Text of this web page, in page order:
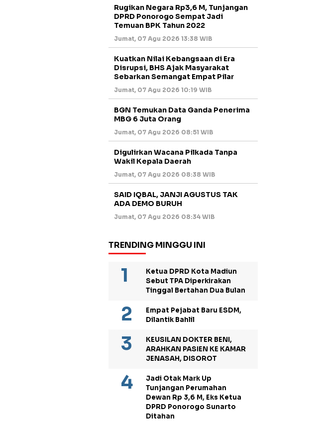
Rugikan Negara Rp3,6 M, Tunjangan
DPRD Ponorogo Sempat Jadi
Temuan BPK Tahun 2022
Jumat, 07 Agu 2026 13:38 WIB
Kuatkan Nilai Kebangsaan di Era
Disrupsi, BHS Ajak Masyarakat
Sebarkan Semangat Empat Pilar
Jumat, 07 Agu 2026 10:19 WIB
BGN Temukan Data Ganda Penerima
MBG 6 Juta Orang
Jumat, 07 Agu 2026 08:51 WIB
Digulirkan Wacana Pilkada Tanpa
Wakil Kepala Daerah
Jumat, 07 Agu 2026 08:38 WIB
SAID IQBAL, JANJI AGUSTUS TAK
ADA DEMO BURUH
Jumat, 07 Agu 2026 08:34 WIB
TRENDING MINGGU INI
Ketua DPRD Kota Madiun
Sebut TPA Diperkirakan
Tinggal Bertahan Dua Bulan
Empat Pejabat Baru ESDM,
Dilantik Bahlil
KEUSILAN DOKTER BENI,
ARAHKAN PASIEN KE KAMAR
JENASAH, DISOROT
Jadi Otak Mark Up
Tunjangan Perumahan
Dewan Rp 3,6 M, Eks Ketua
DPRD Ponorogo Sunarto
Ditahan